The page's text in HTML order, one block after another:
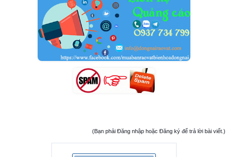
(Bạn phải Đăng nhập hoặc Đăng ký để trả lời bài viết.)